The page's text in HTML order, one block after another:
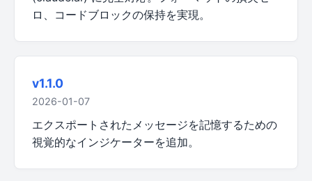
ロ、コードブロックの保持を実現。
v1.1.0
2026-01-07
エクスポートされたメッセージを記憶するための
視覚的なインジケーターを追加。